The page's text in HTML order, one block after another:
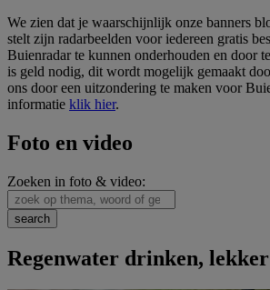
We zien dat je waarschijnlijk onze banners
stelt zijn radarbeelden voor iedereen gratis
Buienradar te kunnen onderhouden en door
is geld nodig, dit wordt mogelijk gemaakt
ons door een uitzondering te maken voor
informatie klik hier.
Foto en video
Zoeken in foto & video:
Regenwater drinken,